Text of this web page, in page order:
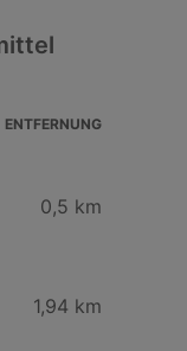
ENTFERNUNG
0,5 km
1,94 km